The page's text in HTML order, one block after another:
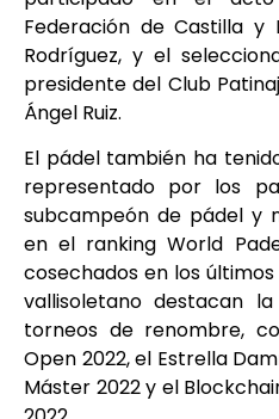
Federación de Castilla y
Rodríguez, y el
presidente del Club
Ángel Ruiz.
El pádel también ha
representado por los
subcampeón de pádel y
en el ranking World
cosechados en los
vallisoletano destacan
torneos de renombre,
Open 2022, el Estrella
Máster 2022 y el